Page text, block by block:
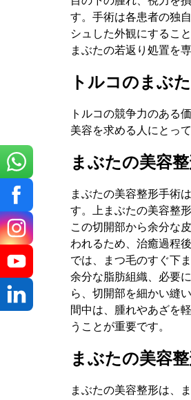
す。手術は各患者の独
シュした外観にするこ
まぶたの若返り処置を
トルコのまぶ
トルコの競争力のある
美容を求める人にとっ
まぶたの美容
まぶたの美容整形手術
す。上まぶたの美容整
この切開部から余分な
われるため、治癒過程
では、まつ毛のすぐ下
余分な脂肪組織、必要
ら、切開部を細かい縫
間中は、腫れやあざを
うことが重要です。
まぶたの美容
まぶたの美容整形は、